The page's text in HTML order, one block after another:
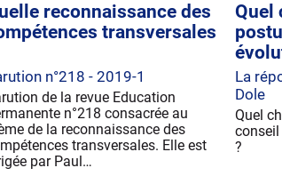
reconnaissance des
transversales
n°218 - 2019-1
de la revue Education
n°218 consacrée au
de la reconnaissance des
transversales. Elle est
par Paul…
Quel
La
Dole
Quel
?